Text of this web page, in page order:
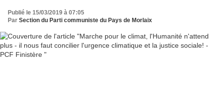
Publié le 15/03/2019 à 07:05
Par Section du Parti communiste du Pays de Morlaix